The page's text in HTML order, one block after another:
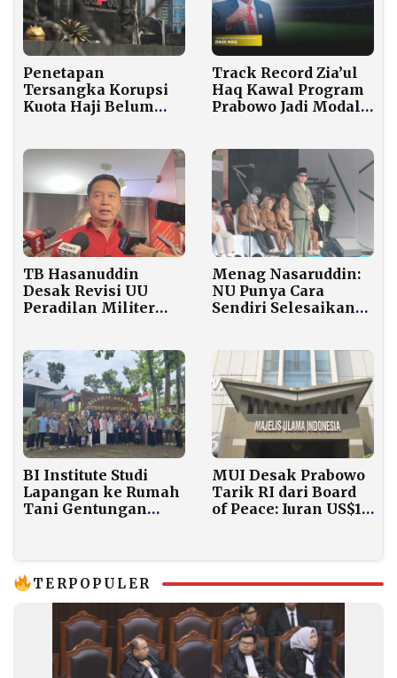
Penetapan
Tersangka Korupsi
Kuota Haji Belum
Tahun
Track Record Zia’ul
Haq Kawal Program
Prabowo Jadi Modal
TB Hasanuddin
Desak Revisi UU
Peradilan Militer
oleh Oknum BAIS
TNI
Menag Nasaruddin:
NU Punya Cara
Sendiri Selesaikan
BI Institute Studi
Lapangan ke Rumah
Tani Gentungan
Pertanian Organik
Modern
MUI Desak Prabowo
Tarik RI dari Board
of Peace: Iuran US$1
TERPOPULER